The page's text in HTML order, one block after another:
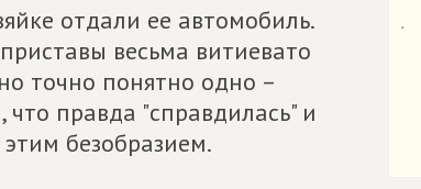
отдали ее автомобиль.
весьма витиевато
точно понятно одно –
правда "справдилась" и
безобразием.
˙